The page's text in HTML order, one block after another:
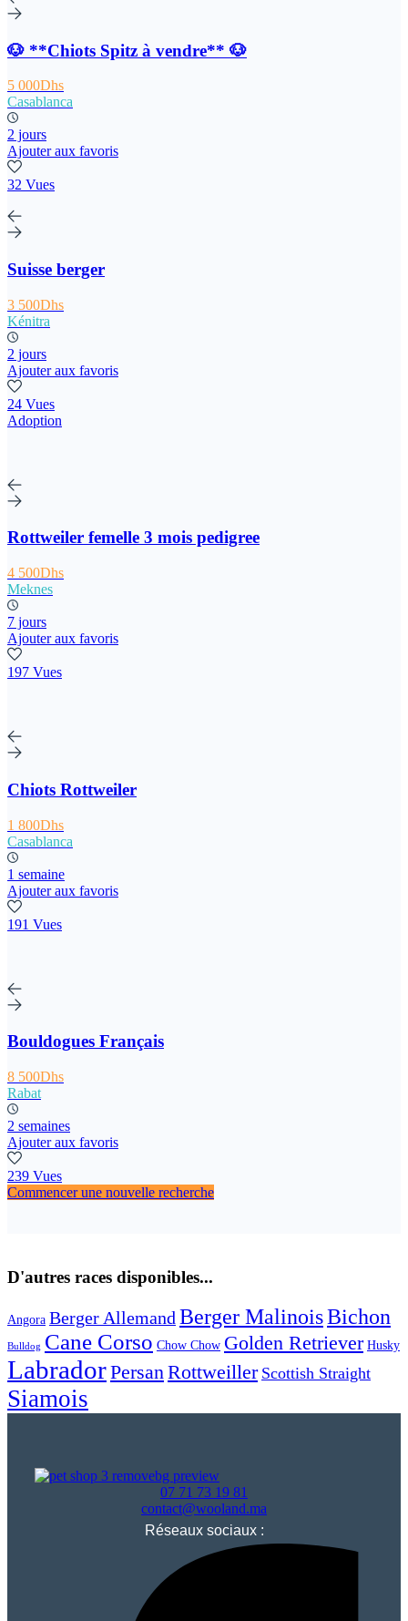
🐶 **Chiots Spitz à vendre** 🐶
5 000Dhs
Casablanca
2 jours
Ajouter aux favoris
32 Vues
Suisse berger
3 500Dhs
Kénitra
2 jours
Ajouter aux favoris
24 Vues
Adoption
Rottweiler femelle 3 mois pedigree
4 500Dhs
Meknes
7 jours
Ajouter aux favoris
197 Vues
Chiots Rottweiler
1 800Dhs
Casablanca
1 semaine
Ajouter aux favoris
191 Vues
Bouldogues Français
8 500Dhs
Rabat
2 semaines
Ajouter aux favoris
239 Vues
Commencer une nouvelle recherche
D'autres races disponibles...
Angora Berger Allemand Berger MalinoisBichon
Bulldog Cane Corso Chow Chow Golden Retriever Husky
LabradorPersan Rottweiller Scottish Straight
Siamois
07 71 73 19 81
contact@wooland.ma
Réseaux sociaux :